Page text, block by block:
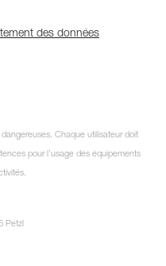
des données
Chaque utilisateur doit
pour l’usage des équipements
Petzl